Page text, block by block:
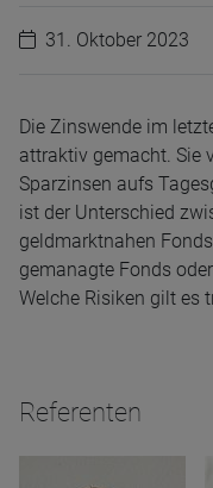
31. Oktober 2023
Die Zinswende im
attraktiv gemacht. Sie
Sparzinsen aufs
ist der Unterschied
geldmarktnahen
gemanagte Fonds
Welche Risiken gilt es
Referenten